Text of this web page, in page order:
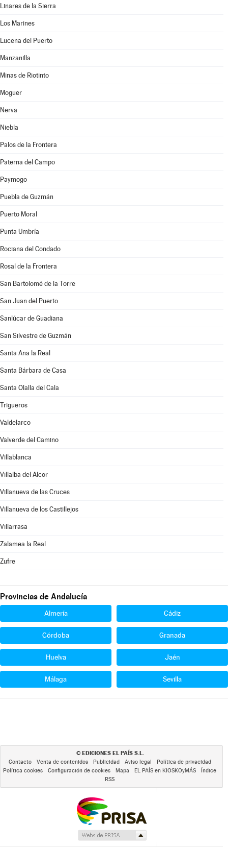
Linares de la Sierra
Los Marines
Lucena del Puerto
Manzanilla
Minas de Riotinto
Moguer
Nerva
Niebla
Palos de la Frontera
Paterna del Campo
Paymogo
Puebla de Guzmán
Puerto Moral
Punta Umbría
Rociana del Condado
Rosal de la Frontera
San Bartolomé de la Torre
San Juan del Puerto
Sanlúcar de Guadiana
San Silvestre de Guzmán
Santa Ana la Real
Santa Bárbara de Casa
Santa Olalla del Cala
Trigueros
Valdelarco
Valverde del Camino
Villablanca
Villalba del Alcor
Villanueva de las Cruces
Villanueva de los Castillejos
Villarrasa
Zalamea la Real
Zufre
Provincias de Andalucía
Almería Cádiz
Córdoba Granada
Huelva Jaén
Málaga Sevilla
© EDICIONES EL PAÍS S.L.
Contacto Venta de contenidos Publicidad Aviso legal
Política de privacidad
Política cookies
Configuración de cookies Mapa EL PAÍS en KIOSKOyMÁS
Índice
RSS